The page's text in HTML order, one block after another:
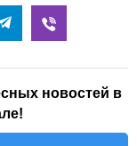
новостей в